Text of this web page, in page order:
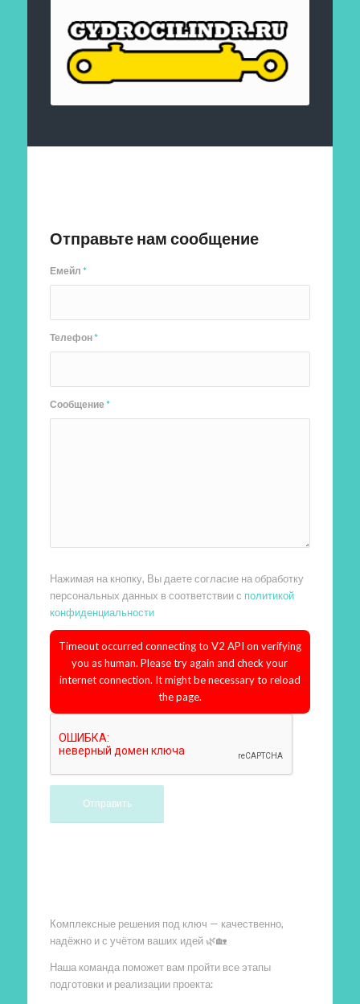
Отправьте нам сообщение
Емейл*
Телефон*
Сообщение*
Нажимая на кнопку, Вы даете согласие на обработку
персональных данных в соответствии с политикой
конфиденциальности
Timeout occurred connecting to V2 API on verifying
you as human. Please try again and check your
internet connection. It might be necessary to reload
the page.
Комплексные решения под ключ — качественно,
надёжно и с учётом ваших идей 🌿🏡
Наша команда поможет вам пройти все этапы
подготовки и реализации проекта: